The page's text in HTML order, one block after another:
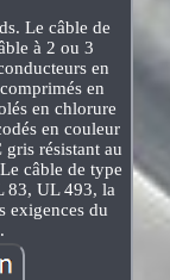
Le câble de
à 2 ou 3
en
en
en chlorure
en couleur
résistant au
câble de type
83, UL 493, la
exigences du